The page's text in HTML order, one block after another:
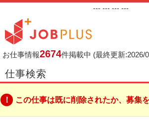
--- --- --- ---
お仕事情報2674件掲載中 (最終更新:2026/
仕事検索
この仕事は既に削除されたか、募集